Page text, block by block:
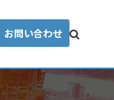
お問い合わせ